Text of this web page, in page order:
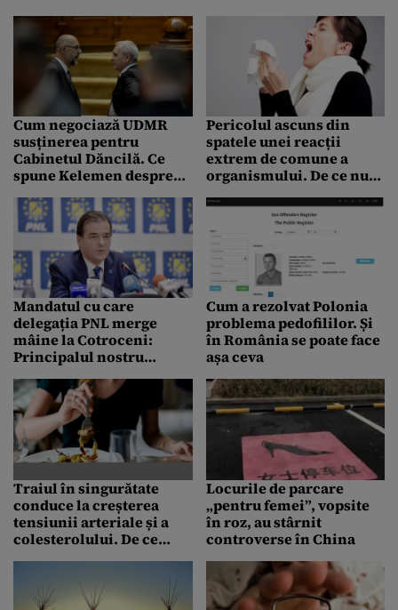
Cum negociază UDMR
susținerea pentru
Cabinetul Dăncilă. Ce
spune Kelemen despre
Pericolul ascuns din
spatele unei reacții
extrem de comune a
organismului. De ce nu
strănutăm
Mandatul cu care
delegația PNL merge
mâine la Cotroceni:
Principalul nostru
să iasă de la guvernare
Cum a rezolvat Polonia
problema pedofililor. Și
în România se poate face
așa ceva
Traiul în singurătate
conduce la creșterea
tensiunii arteriale și a
colesterolului. De ce
probleme
Locurile de parcare
„pentru femei”, vopsite
în roz, au stârnit
controverse în China